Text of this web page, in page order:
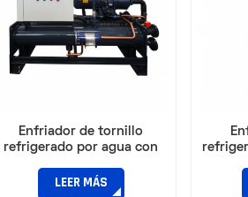
Enfriador de tornillo
refrigerado por agua con
un uso óptimo de la energía
LEER MÁS